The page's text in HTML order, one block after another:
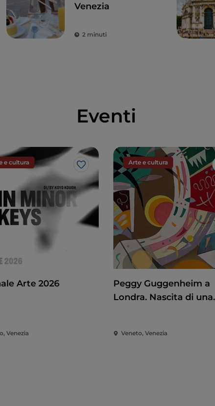
Venezia
2 minuti
Eventi
e cultura
Like
Arte 2026
Venezia
Arte e cultura
Peggy Guggenheim a
Londra. Nascita di una
Veneto, Venezia